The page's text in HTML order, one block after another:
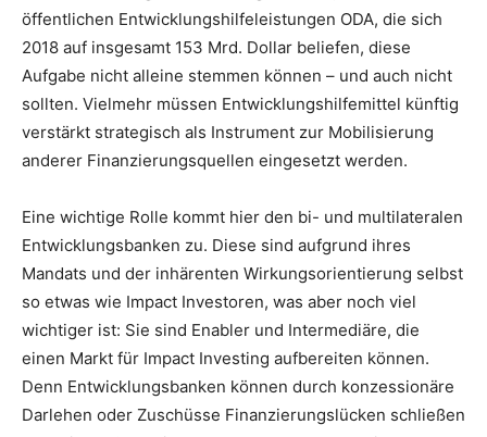
öffentlichen Entwicklungshilfeleistungen ODA, die sich
2018 auf insgesamt 153 Mrd. Dollar beliefen, diese
Aufgabe nicht alleine stemmen können – und auch nicht
sollten. Vielmehr müssen Entwicklungshilfemittel künftig
verstärkt strategisch als Instrument zur Mobilisierung
anderer Finanzierungsquellen eingesetzt werden.
Eine wichtige Rolle kommt hier den bi- und multilateralen
Entwicklungsbanken zu. Diese sind aufgrund ihres
Mandats und der inhärenten Wirkungsorientierung selbst
so etwas wie Impact Investoren, was aber noch viel
wichtiger ist: Sie sind Enabler und Intermediäre, die
einen Markt für Impact Investing aufbereiten können.
Denn Entwicklungsbanken können durch konzessionäre
Darlehen oder Zuschüsse Finanzierungslücken schließen